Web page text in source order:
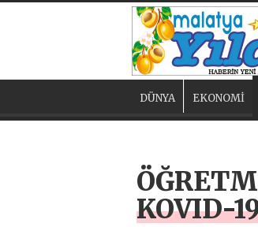
DÜNYA EKONOMİ
KOVID-